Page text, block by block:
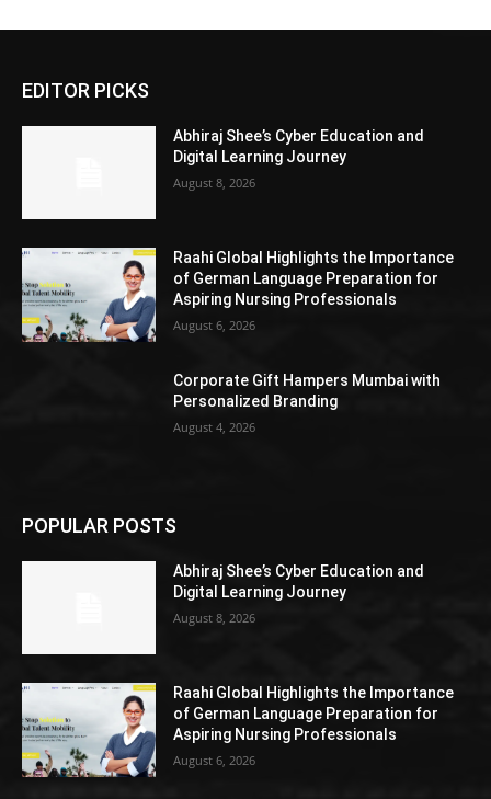
EDITOR PICKS
Abhiraj Shee’s Cyber Education and
Digital Learning Journey
August 8, 2026
Raahi Global Highlights the Importance
of German Language Preparation for
Aspiring Nursing Professionals
August 6, 2026
Corporate Gift Hampers Mumbai with
Personalized Branding
August 4, 2026
POPULAR POSTS
Abhiraj Shee’s Cyber Education and
Digital Learning Journey
August 8, 2026
Raahi Global Highlights the Importance
of German Language Preparation for
Aspiring Nursing Professionals
August 6, 2026